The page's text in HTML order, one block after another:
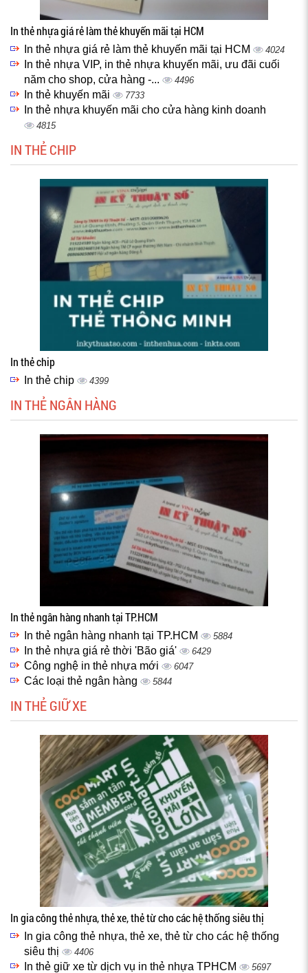
In thẻ nhựa giá rẻ làm thẻ khuyến mãi tại HCM
In thẻ nhựa giá rẻ làm thẻ khuyến mãi tại HCM 4024
In thẻ nhựa VIP, in thẻ nhựa khuyến mãi, ưu đãi cuối
năm cho shop, cửa hàng -...
4496
In thẻ khuyến mãi 7733
In thẻ nhựa khuyến mãi cho cửa hàng kinh doanh
4815
IN THẺ CHIP
In thẻ chip
In thẻ chip 4399
IN THẺ NGÂN HÀNG
In thẻ ngân hàng nhanh tại TP.HCM
In thẻ ngân hàng nhanh tại TP.HCM 5884
In thẻ nhựa giá rẻ thời 'Bão giá' 6429
Công nghệ in thẻ nhựa mới 6047
Các loại thẻ ngân hàng 5844
IN THẺ GIỮ XE
In gia công thẻ nhựa, thẻ xe, thẻ từ cho các hệ thống siêu thị
In gia công thẻ nhựa, thẻ xe, thẻ từ cho các hệ thống
siêu thị
4406
In thẻ giữ xe từ dịch vụ in thẻ nhựa TPHCM 5697